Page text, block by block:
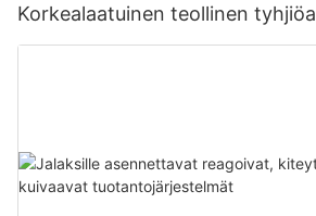
Korkealaatuinen teollinen